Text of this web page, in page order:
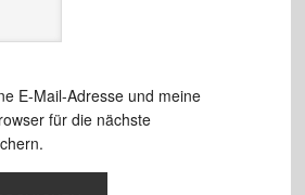
E-Mail-Adresse und meine
für die nächste